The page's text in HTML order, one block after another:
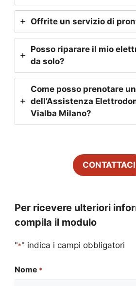
Offrite un servizio di
Posso riparare il mio
da solo?
Come posso prenotare
dell’Assistenza
Vialba Milano?
CONTATTACI
Per ricevere ulteriori
compila il modulo
"*" indica i campi obbligatori
Nome *